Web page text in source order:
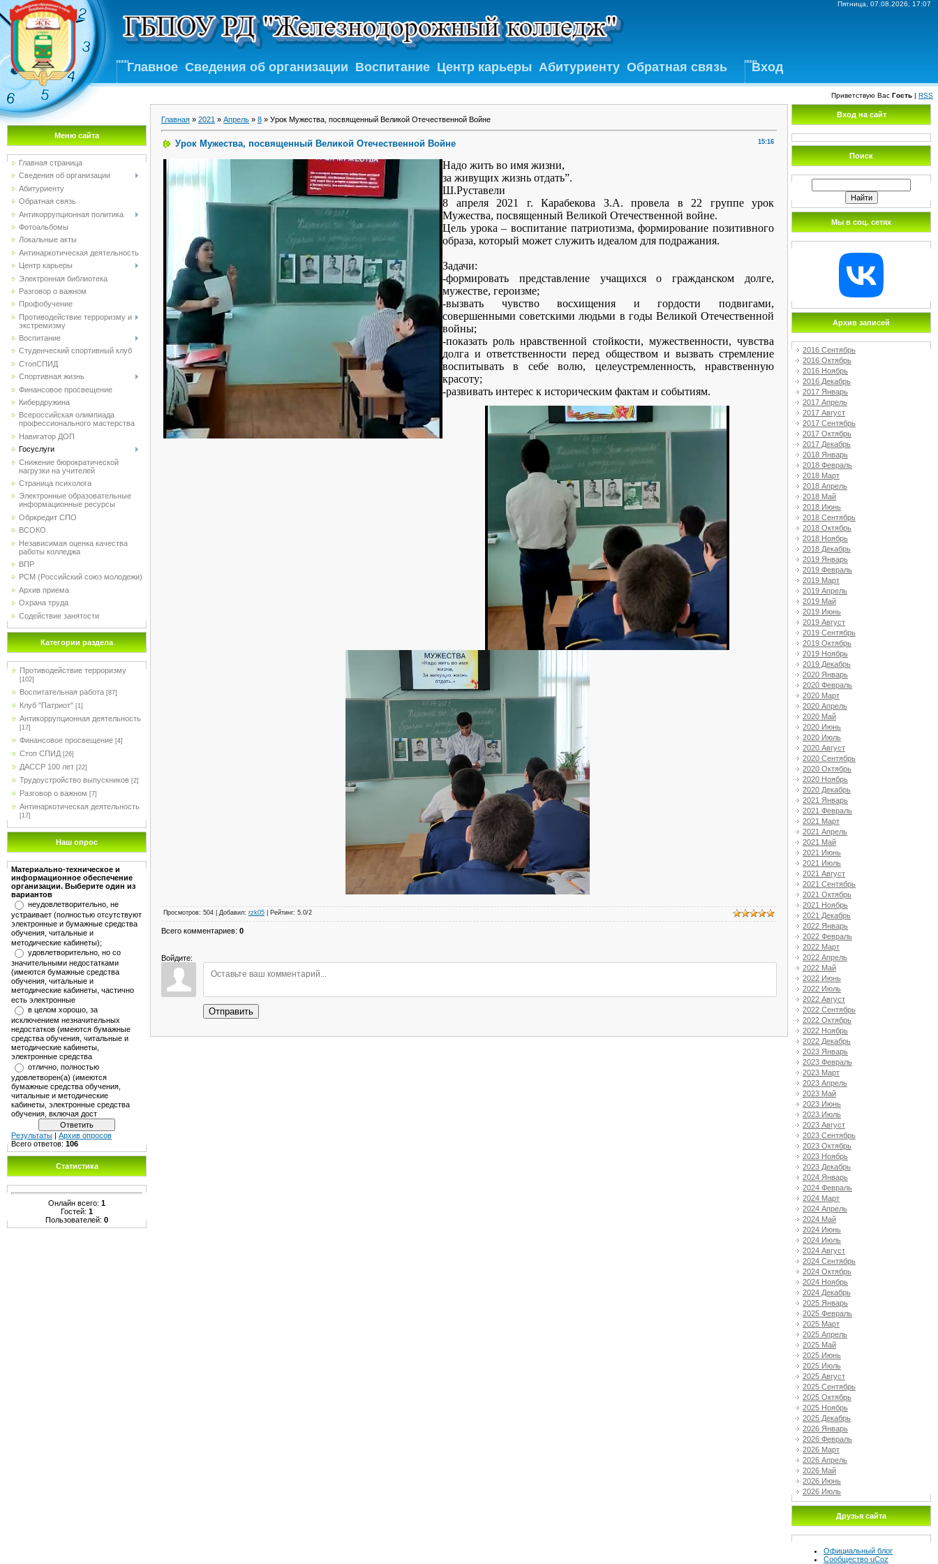
Пятница, 07.08.2026, 17:07
Главное Сведения об организации Воспитание Центр карьеры Абитуриенту Обратная связь Вход
Приветствую Вас Гость | RSS
Меню сайта
Главная страница
Сведения об организации
Абитуриенту
Обратная связь
Антикоррупционная политика
Фотоальбомы
Локальные акты
Антинаркотическая деятельность
Центр карьеры
Электронная библиотека
Разговор о важном
Профобучение
Противодействие терроризму и
экстремизму
Воспитание
Студенческий спортивный клуб
CтопСПИД
Спортивная жизнь
Финансовое просвещение
Кибердружина
Всероссийская олимпиада
профессионального мастерства
Навигатор ДОП
Госуслуги
Снижение бюрократической
нагрузки на учителей
Страница психолога
Электронные образовательные
информационные ресурсы
Обркредит СПО
ВСОКО
Независимая оценка качества
работы колледжа
ВПР
РСМ (Российский союз молодежи)
Архив приема
Охрана труда
Содействие занятости
Категории раздела
Противодействие терроризму
[102]
Воспитательная работа [87]
Клуб "Патриот" [1]
Антикоррупционная деятельность
[17]
Финансовое просвещение [4]
Стоп СПИД [26]
ДАССР 100 лет [22]
Трудоустройство выпускников [2]
Разговор о важном [7]
Антинаркотическая деятельность
[17]
Наш опрос
Материально-техническое и
информационное обеспечение
организации. Выберите один из
вариантов
неудовлетворительно, не
устраивает (полностью отсутствуют
электронные и бумажные средства
обучения, читальные и
методические кабинеты);
удовлетворительно, но со
значительными недостатками
(имеются бумажные средства
обучения, читальные и
методические кабинеты, частично
есть электронные
в целом хорошо, за
исключением незначительных
недостатков (имеются бумажные
средства обучения, читальные и
методические кабинеты,
электронные средства
отлично, полностью
удовлетворен(а) (имеются
бумажные средства обучения,
читальные и методические
кабинеты, электронные средства
обучения, включая дост
Результаты | Архив опросов
Всего ответов: 106
Статистика
Онлайн всего: 1
Гостей: 1
Пользователей: 0
Главная » 2021 » Апрель » 8 » Урок Мужества, посвященный Великой Отечественной Войне
15:16
Урок Мужества, посвященный Великой Отечественной Войне
Надо жить во имя жизни,
за живущих жизнь отдать”.
Ш.Руставели
8 апреля 2021 г. Карабекова З.А. провела в 22 группе урок
Мужества, посвященный Великой Отечественной войне.
Цель урока – воспитание патриотизма, формирование позитивного
образа, который может служить идеалом для подражания.
Задачи:
-формировать представление учащихся о гражданском долге,
мужестве, героизме;
-вызвать чувство восхищения и гордости подвигами,
совершенными советскими людьми в годы Великой Отечественной
войны;
-показать роль нравственной стойкости, мужественности, чувства
долга и ответственности перед обществом и вызвать стремление
воспитывать в себе волю, целеустремленность, нравственную
красоту;
-развивать интерес к историческим фактам и событиям.
Просмотров: 504 Добавил: rzk05 Рейтинг: 5.0/2
Всего комментариев: 0
Войдите:
Отправить
Вход на сайт
Поиск
Мы в соц. сетях
Архив записей
2016 Сентябрь
2016 Октябрь
2016 Ноябрь
2016 Декабрь
2017 Январь
2017 Апрель
2017 Август
2017 Сентябрь
2017 Октябрь
2017 Декабрь
2018 Январь
2018 Февраль
2018 Март
2018 Апрель
2018 Май
2018 Июнь
2018 Сентябрь
2018 Октябрь
2018 Ноябрь
2018 Декабрь
2019 Январь
2019 Февраль
2019 Март
2019 Апрель
2019 Май
2019 Июнь
2019 Август
2019 Сентябрь
2019 Октябрь
2019 Ноябрь
2019 Декабрь
2020 Январь
2020 Февраль
2020 Март
2020 Апрель
2020 Май
2020 Июнь
2020 Июль
2020 Август
2020 Сентябрь
2020 Октябрь
2020 Ноябрь
2020 Декабрь
2021 Январь
2021 Февраль
2021 Март
2021 Апрель
2021 Май
2021 Июнь
2021 Июль
2021 Август
2021 Сентябрь
2021 Октябрь
2021 Ноябрь
2021 Декабрь
2022 Январь
2022 Февраль
2022 Март
2022 Апрель
2022 Май
2022 Июнь
2022 Июль
2022 Август
2022 Сентябрь
2022 Октябрь
2022 Ноябрь
2022 Декабрь
2023 Январь
2023 Февраль
2023 Март
2023 Апрель
2023 Май
2023 Июнь
2023 Июль
2023 Август
2023 Сентябрь
2023 Октябрь
2023 Ноябрь
2023 Декабрь
2024 Январь
2024 Февраль
2024 Март
2024 Апрель
2024 Май
2024 Июнь
2024 Июль
2024 Август
2024 Сентябрь
2024 Октябрь
2024 Ноябрь
2024 Декабрь
2025 Январь
2025 Февраль
2025 Март
2025 Апрель
2025 Май
2025 Июнь
2025 Июль
2025 Август
2025 Сентябрь
2025 Октябрь
2025 Ноябрь
2025 Декабрь
2026 Январь
2026 Февраль
2026 Март
2026 Апрель
2026 Май
2026 Июнь
2026 Июль
Друзья сайта
Официальный блог
Сообщество uCoz